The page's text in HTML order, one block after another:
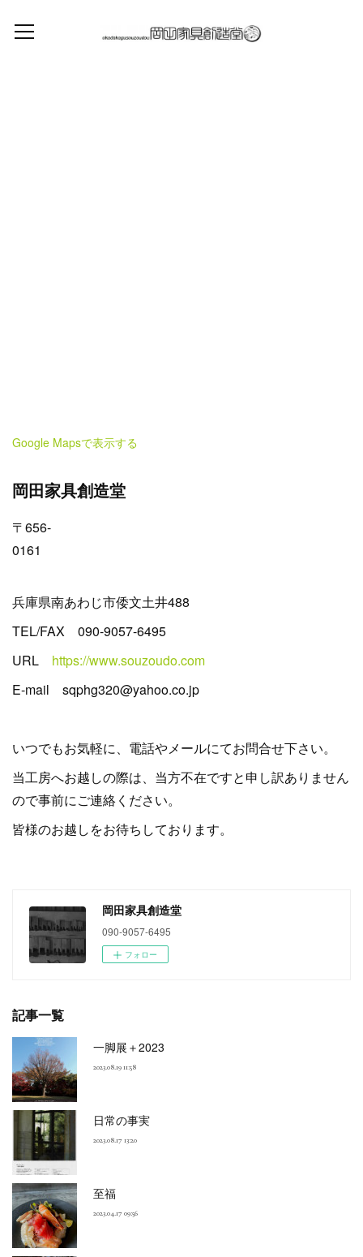
Google Mapsで表示する
岡田家具創造堂
〒656-
0161
兵庫県南あわじ市倭文土井488
TEL/FAX 090-9057-6495
URL https://www.souzoudo.com
E-mail sqphg320@yahoo.co.jp
いつでもお気軽に、電話やメールにてお問合せ下さい。
当工房へお越しの際は、当方不在ですと申し訳ありません
ので事前にご連絡ください。
皆様のお越しをお待ちしております。
岡田家具創造堂
090-9057-6495
フォロー
記事一覧
一脚展＋2023
2023.08.19 11:58
日常の事実
2023.08.17 13:20
至福
2023.04.17 09:56